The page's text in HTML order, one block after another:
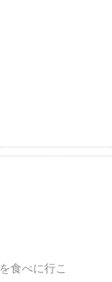
食べに行こ